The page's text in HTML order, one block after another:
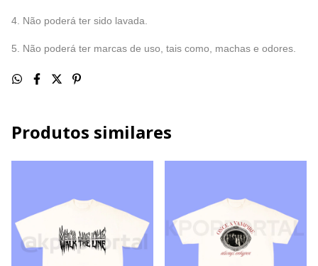
4. Não poderá ter sido lavada.
5. Não poderá ter marcas de uso, tais como, machas e odores.
Produtos similares